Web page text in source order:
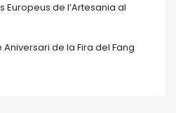
Europeus de l’Artesania al
Aniversari de la Fira del Fang